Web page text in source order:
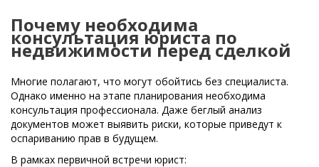
Почему необходима
консультация юриста по
недвижимости перед сделкой
Многие полагают, что могут обойтись без специалиста.
Однако именно на этапе планирования необходима
консультация профессионала. Даже беглый анализ
документов может выявить риски, которые приведут к
оспариванию прав в будущем.
В рамках первичной встречи юрист: